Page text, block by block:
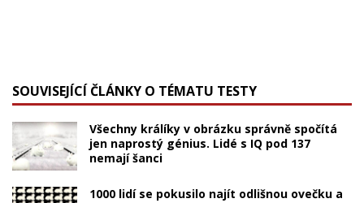
SOUVISEJÍCÍ ČLÁNKY O TÉMATU TESTY
Všechny králíky v obrázku správně spočítá
jen naprostý génius. Lidé s IQ pod 137
nemají šanci
1000 lidí se pokusilo najít odlišnou ovečku a